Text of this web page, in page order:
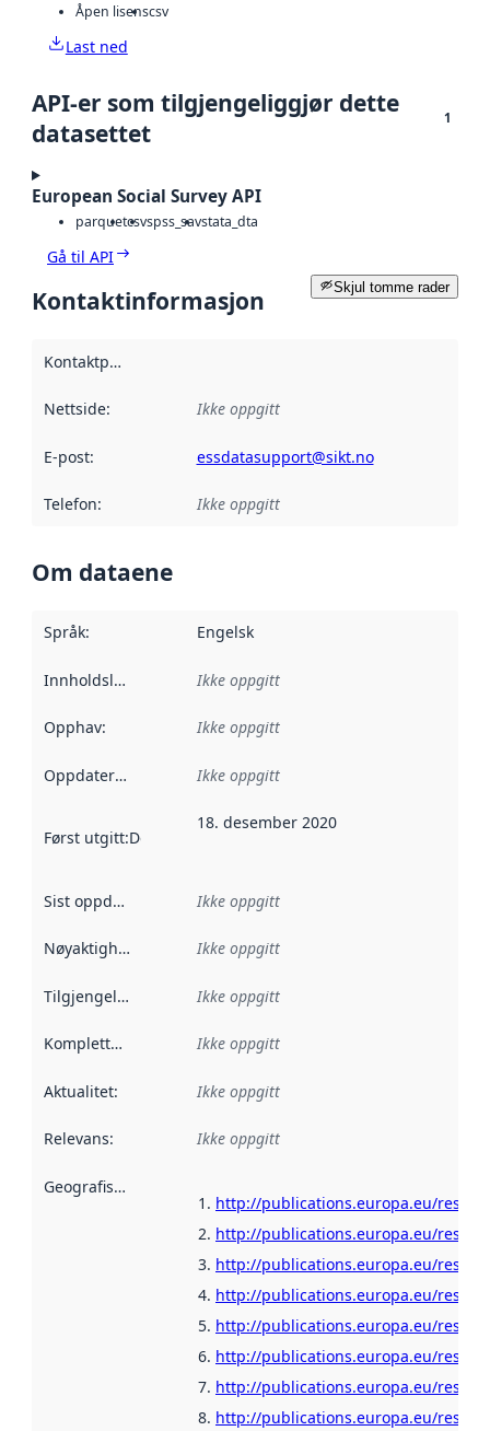
Åpen lisenscsv
Last ned
API-er som tilgjengeliggjør dette
datasettet
1
European Social Survey API
parquetcsvspss_savstata_dta
Gå til API
Skjul tomme rader
Kontaktinformasjon
Kontaktpunkt
Nettside: Ikke oppgitt
E-post: essdatasupport@sikt.no
Telefon: Ikke oppgitt
Om dataene
Språk: Engelsk
Innholdsleverandører :
Ikke oppgitt
Opphav: Ikke oppgitt
Oppdateringsfrekvens :
Ikke oppgitt
Først utgitt:Denne datoen sier når dataene i dette
18. desember 2020
Sist oppdatert Ikke oppgitt
Nøyaktighet Ikke oppgitt
Tilgjengelighet Ikke oppgitt
Kompletthet Ikke oppgitt
Aktualitet: Ikke oppgitt
Relevans: Ikke oppgitt
Geografisk avgrensning
http://publications.europa.eu/
http://publications.europa.eu/
http://publications.europa.eu/
http://publications.europa.eu/
http://publications.europa.eu/
http://publications.europa.eu/
http://publications.europa.eu/
http://publications.europa.eu/